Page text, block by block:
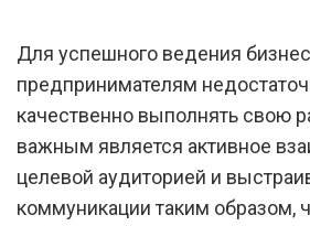
Для успешного ведения
предпринимателям
качественно выполнять свою
важным является активное
целевой аудиторией и
коммуникации таким образом,